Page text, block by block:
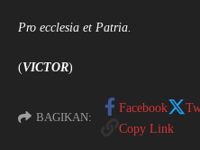
Pro ecclesia et Patria.
(VICTOR)
BAGIKAN:
Facebook
Copy Link